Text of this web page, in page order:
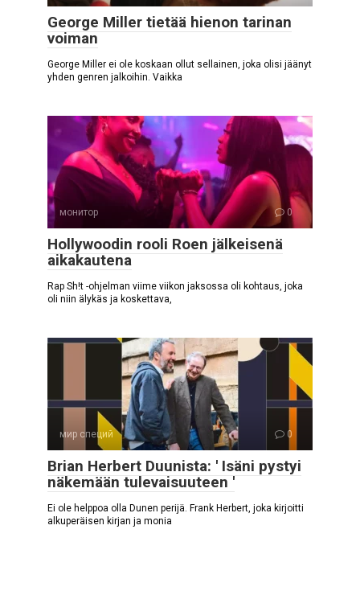
George Miller tietää hienon tarinan
voiman
George Miller ei ole koskaan ollut sellainen, joka olisi jäänyt
yhden genren jalkoihin. Vaikka
монитор 0
Hollywoodin rooli Roen jälkeisenä
aikakautena
Rap Sh!t -ohjelman viime viikon jaksossa oli kohtaus, joka
oli niin älykäs ja koskettava,
мир специй 0
Brian Herbert Duunista: ' Isäni pystyi
näkemään tulevaisuuteen '
Ei ole helppoa olla Dunen perijä. Frank Herbert, joka kirjoitti
alkuperäisen kirjan ja monia